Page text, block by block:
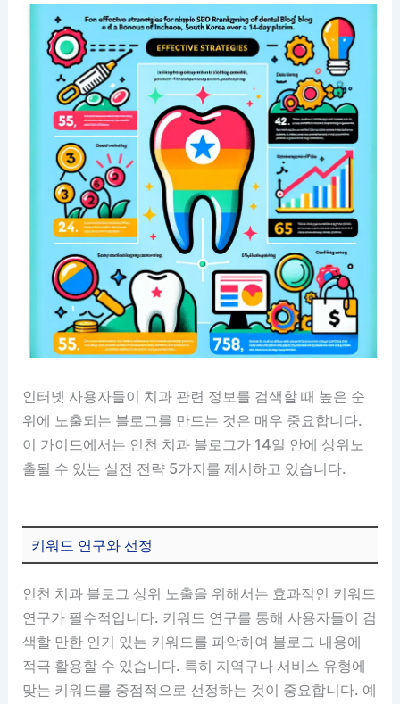
인터넷 사용자들이 치과 관련 정보를 검색할 때 높은 순
위에 노출되는 블로그를 만드는 것은 매우 중요합니다.
이 가이드에서는 인천 치과 블로그가 14일 안에 상위노
출될 수 있는 실전 전략 5가지를 제시하고 있습니다.
키워드 연구와 선정
인천 치과 블로그 상위 노출을 위해서는 효과적인 키워드
연구가 필수적입니다. 키워드 연구를 통해 사용자들이 검
색할 만한 인기 있는 키워드를 파악하여 블로그 내용에
적극 활용할 수 있습니다. 특히 지역구나 서비스 유형에
맞는 키워드를 중점적으로 선정하는 것이 중요합니다. 예